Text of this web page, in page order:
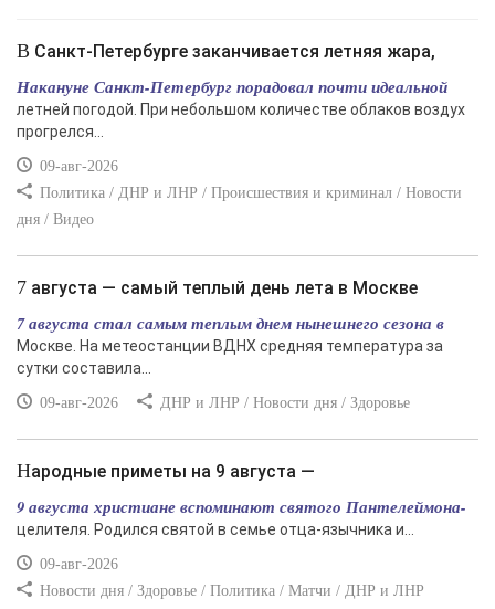
В Санкт-Петербурге заканчивается летняя жара,
Накануне Санкт-Петербург порадовал почти идеальной
летней погодой. При небольшом количестве облаков воздух
прогрелся...
09-авг-2026
Политика / ДНР и ЛНР / Происшествия и криминал / Новости
дня / Видео
7 августа — самый теплый день лета в Москве
7 августа стал самым теплым днем нынешнего сезона в
Москве. На метеостанции ВДНХ средняя температура за
сутки составила...
09-авг-2026 ДНР и ЛНР / Новости дня / Здоровье
Народные приметы на 9 августа —
9 августа христиане вспоминают святого Пантелеймона-
целителя. Родился святой в семье отца-язычника и...
09-авг-2026
Новости дня / Здоровье / Политика / Матчи / ДНР и ЛНР